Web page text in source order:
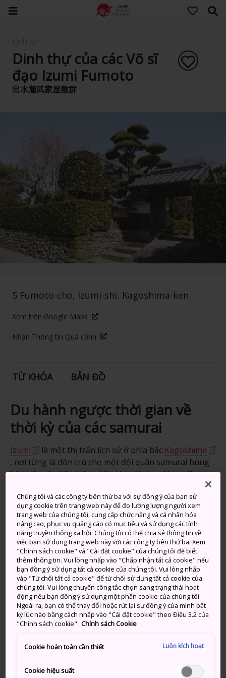
Dinh thự của các Võ sĩ
đạo Izumi Fumoto
出水麓武家屋敷群
5 Fumoto-cho, Izumi-shi, Kagoshima-ken
Xem trên Google Maps
Nhận Thông tin Quá cảnh
TỪ KHÓA BẢN ĐỒ
Du hành ngược thời gian về
thời kỳ của các samurai
Izumi là một thị trấn lịch sử ở phía bắc Kagoshima
, nơi từng là đồn trú cho một đội quân samurai hùng
hậu bảo vệ phần biên giới giáp với vùng láng giềng
Hãy tản bộ quanh các ngôi nhà lịch sử cùng những
bức tường đá được bảo tồn hoàn hảo và cảm nhận
như bạn được ngược dòng thời gian trở về thời kỳ của
các samurai nhé.
Đừng bỏ lỡ
Những ngôi nhà samurai được bảo tồn
tuyệt đẹp
Bảo tàng Lịch sử Izumi Fumoto cuốn hút
trấn lịch sử
Chúng tôi và các công ty bên thứ ba với sự đồng ý của bạn sử
dụng cookie trên trang web này để đo lường lượng người xem
trang web của chúng tôi, cung cấp chức năng và cá nhân hóa
nâng cao, phục vụ quảng cáo có mục tiêu và sử dụng các tính
năng truyền thông xã hội. Chúng tôi có thể chia sẻ thông tin về
việc bạn sử dụng trang web này với các công ty bên thứ ba. Xem
"Chính sách cookie" và "Cài đặt cookie" của chúng tôi để biết
thêm thông tin. Vui lòng nhấp vào "Chấp nhận tất cả cookie" nếu
bạn đồng ý sử dụng tất cả cookie của chúng tôi. Vui lòng nhấp
vào "Từ chối tất cả cookie" để từ chối sử dụng tất cả cookie của
chúng tôi. Vui lòng chuyển công tắc chọn sang trạng thái hoạt
động nếu bạn đồng ý sử dụng một phần cookie của chúng tôi.
Ngoài ra, bạn có thể thay đổi hoặc rút lại sự đồng ý của mình bất
kỳ lúc nào bằng cách nhấp vào "Cài đặt cookie" theo Điều 3.2 của
"Chính sách cookie". Chính sách Cookie
Cookie hoàn toàn cần thiết Luôn kích hoạt
Cookie hiệu suất